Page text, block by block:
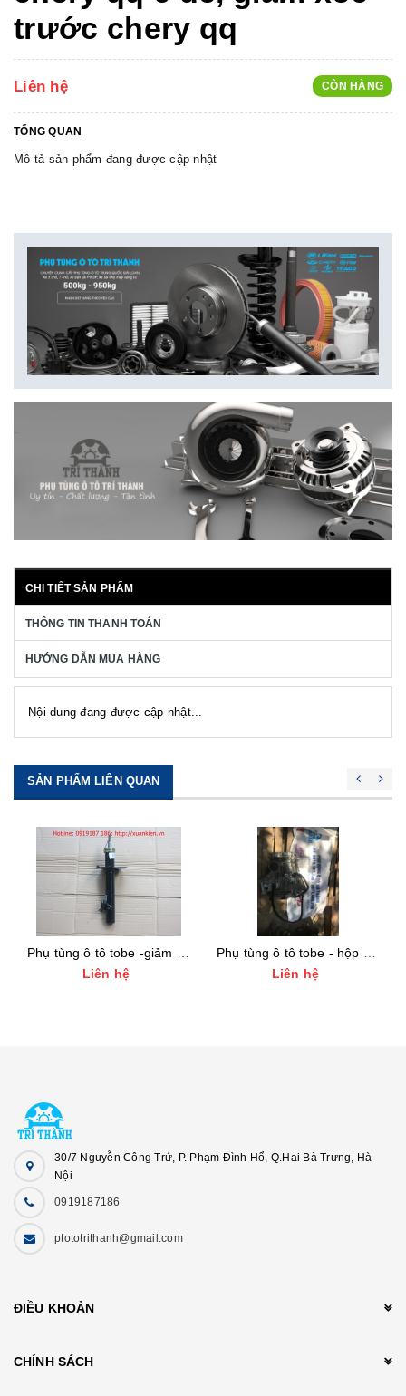
trước chery qq
Liên hệ CÒN HÀNG
TỔNG QUAN
Mô tả sản phẩm đang được cập nhật
CHI TIẾT SẢN PHẨM
THÔNG TIN THANH TOÁN
HƯỚNG DẪN MUA HÀNG
Nội dung đang được cập nhật...
SẢN PHẨM LIÊN QUAN
Liên hệ
Liên hệ
30/7 Nguyễn Công Trứ, P. Phạm Đình Hổ, Q.Hai Bà Trưng, Hà
Nội
0919187186
ptototrithanh@gmail.com
ĐIỀU KHOẢN
CHÍNH SÁCH